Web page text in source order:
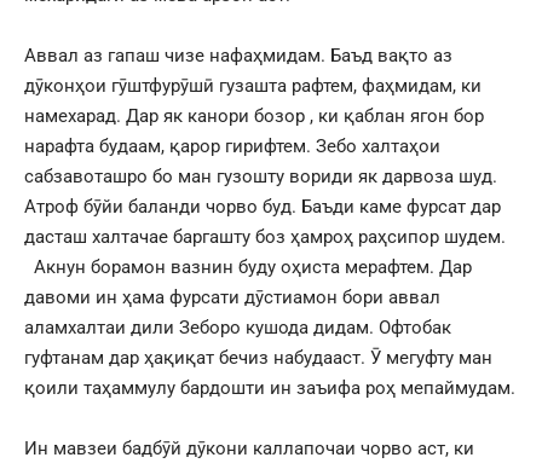
Аввал аз гапаш чизе нафаҳмидам. Баъд вақто аз
дӯконҳои гӯштфурӯшӣ гузашта рафтем, фаҳмидам, ки
намехарад. Дар як канори бозор , ки қаблан ягон бор
нарафта будаам, қарор гирифтем. Зебо халтаҳои
сабзавоташро бо ман гузошту вориди як дарвоза шуд.
Атроф бӯйи баланди чорво буд. Баъди каме фурсат дар
дасташ халтачае баргашту боз ҳамроҳ раҳсипор шудем.
Акнун борамон вазнин буду оҳиста мерафтем. Дар
давоми ин ҳама фурсати дӯстиамон бори аввал
аламхалтаи дили Зеборо кушода дидам. Офтобак
гуфтанам дар ҳақиқат бечиз набудааст. Ӯ мегуфту ман
қоили таҳаммулу бардошти ин заъифа роҳ мепаймудам.
Ин мавзеи бадбӯй дӯкони каллапочаи чорво аст, ки